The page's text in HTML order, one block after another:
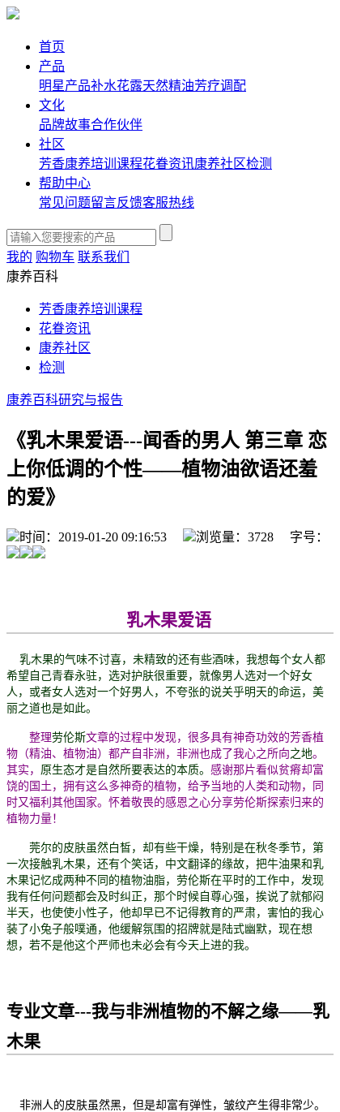
首页
产品
明星产品补水花露天然精油芳疗调配
文化
品牌故事合作伙伴
社区
芳香康养培训课程花眷资讯康养社区检测
帮助中心
常见问题留言反馈客服热线
我的 购物车 联系我们
康养百科
芳香康养培训课程
花眷资讯
康养社区
检测
康养百科研究与报告
《乳木果爱语---闻香的男人 第三章 恋
上你低调的个性——植物油欲语还羞
的爱》
时间：2019-01-20 09:16:53 浏览量：3728 字号：
乳木果爱语
乳木果的气味不讨喜，未精致的还有些酒味，我想每个女人都
希望自己青春永驻，选对护肤很重要，就像男人选对一个好女
人，或者女人选对一个好男人，不夸张的说关乎明天的命运，美
丽之道也是如此。
整理劳伦斯文章的过程中发现，很多具有神奇功效的芳香植
物（精油、植物油）都产自非洲，非洲也成了我心之所向之地。
其实， 原生态才是自然所要表达的本质。 感谢那片看似贫瘠却富
饶的国土，拥有这么多神奇的植物，给予当地的人类和动物，同
时又福利其他国家。怀着敬畏的感恩之心分享劳伦斯探索归来的
植物力量！
莞尔的皮肤虽然白皙，却有些干燥，特别是在秋冬季节，第
一次接触乳木果，还有个笑话，中文翻译的缘故，把牛油果和乳
木果记忆成两种不同的植物油脂，劳伦斯在平时的工作中，发现
我有任何问题都会及时纠正，那个时候自尊心强，挨说了就郁闷
半天，也使使小性子，他却早已不记得教育的严肃，害怕的我心
装了小兔子般噗通，他缓解氛围的招牌就是陆式幽默，现在想
想，若不是他这个严师也未必会有今天上进的我。
专业文章---我与非洲植物的不解之缘——乳
木果
非洲人的皮肤虽然黑，但是却富有弹性，皱纹产生得非常少。